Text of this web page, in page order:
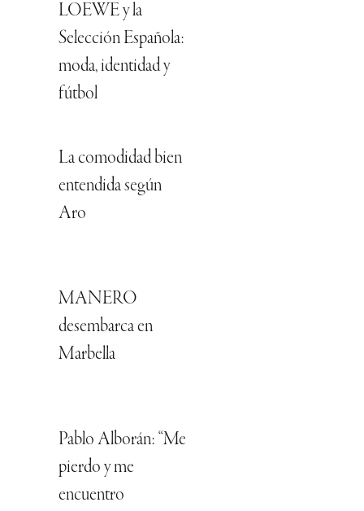
LOEWE y la
Selección Española:
moda, identidad y
fútbol
La comodidad bien
entendida según
Aro
MANERO
desembarca en
Marbella
Pablo Alborán: “Me
pierdo y me
encuentro